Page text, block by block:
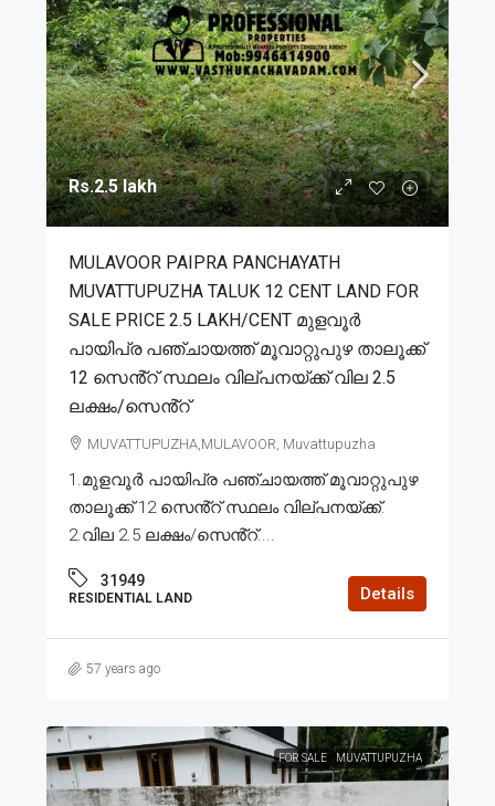
Rs.2.5 lakh
MULAVOOR PAIPRA PANCHAYATH
MUVATTUPUZHA TALUK 12 CENT LAND FOR
SALE PRICE 2.5 LAKH/CENT മുളവൂർ
പായിപ്ര പഞ്ചായത്ത് മൂവാറ്റുപുഴ താലൂക്ക്
12 സെൻ്റ് സ്ഥലം വില്പനയ്ക്ക് വില 2.5
ലക്ഷം/സെൻ്റ്
MUVATTUPUZHA,MULAVOOR, Muvattupuzha
1.മുളവൂർ പായിപ്ര പഞ്ചായത്ത് മൂവാറ്റുപുഴ
താലൂക്ക് 12 സെൻ്റ് സ്ഥലം വില്പനയ്ക്ക്.
2.വില 2.5 ലക്ഷം/സെൻ്റ്....
31949
RESIDENTIAL LAND Details
57 years ago
FOR SALE MUVATTUPUZHA